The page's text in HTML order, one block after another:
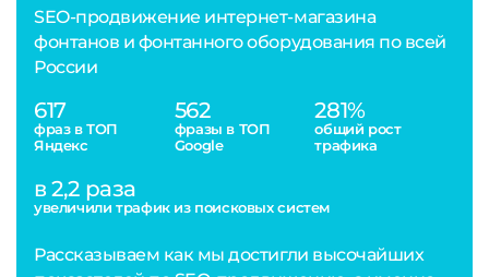
SEO-продвижение интернет-магазина
фонтанов и фонтанного оборудования по всей
России
617
фраз в ТОП
Яндекс
562
фразы в ТОП
Google
281%
общий рост
трафика
в 2,2 раза
увеличили трафик из поисковых систем
Рассказываем как мы достигли высочайших